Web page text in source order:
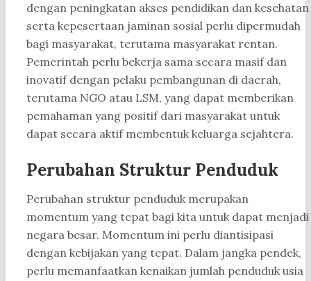
dengan peningkatan akses pendidikan dan kesehatan
serta kepesertaan jaminan sosial perlu dipermudah
bagi masyarakat, terutama masyarakat rentan.
Pemerintah perlu bekerja sama secara masif dan
inovatif dengan pelaku pembangunan di daerah,
terutama NGO atau LSM, yang dapat memberikan
pemahaman yang positif dari masyarakat untuk
dapat secara aktif membentuk keluarga sejahtera.
Perubahan Struktur Penduduk
Perubahan struktur penduduk merupakan
momentum yang tepat bagi kita untuk dapat menjadi
negara besar. Momentum ini perlu diantisipasi
dengan kebijakan yang tepat. Dalam jangka pendek,
perlu memanfaatkan kenaikan jumlah penduduk usia